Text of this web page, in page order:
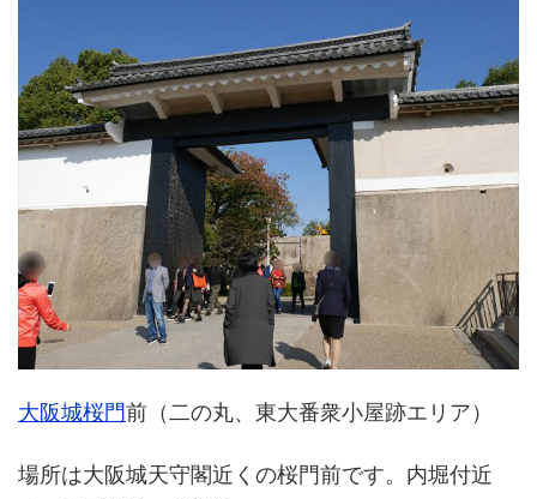
大阪城桜門前（二の丸、東大番衆小屋跡エリア）
場所は大阪城天守閣近くの桜門前です。内堀付近